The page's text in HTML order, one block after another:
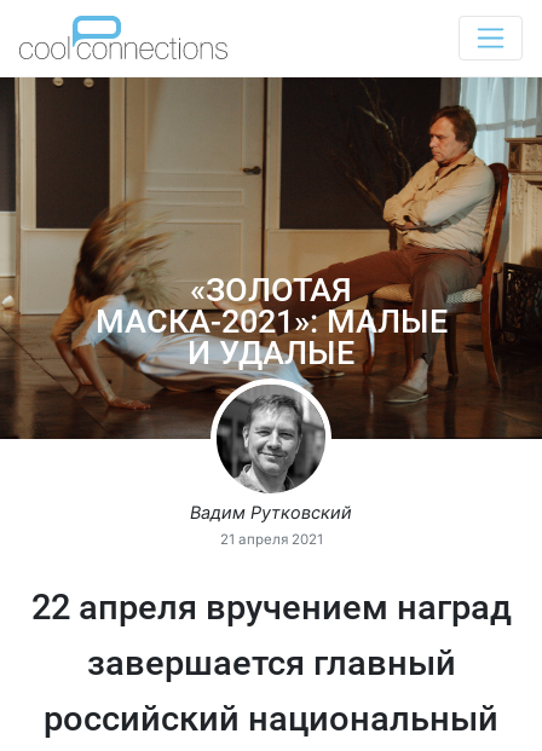
«ЗОЛОТАЯ
МАСКА-2021»: МАЛЫЕ
И УДАЛЫЕ
Вадим Рутковский
21 апреля 2021
22 апреля вручением наград
завершается главный
российский национальный